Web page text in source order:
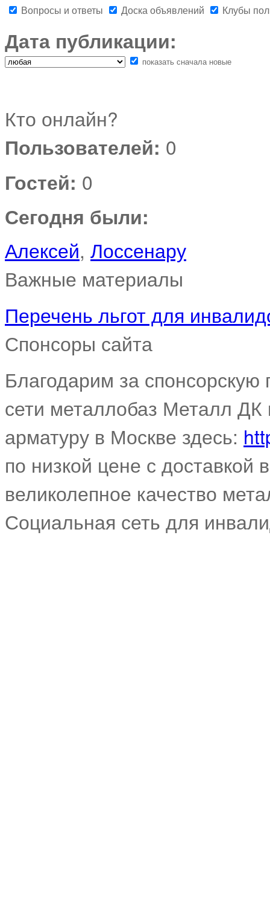
Вопросы и ответы
Доска объявлений Клубы
Дата публикации:
показать сначала новые
Кто онлайн?
Пользователей: 0
Гостей: 0
Сегодня были:
Алексей, Лоссенару
Важные материалы
Перечень льгот для
Спонсоры сайта
Благодарим за
сети металлобаз Металл ДК
арматуру в Москве здесь:
по низкой цене с
великолепное качество
Социальная сеть для